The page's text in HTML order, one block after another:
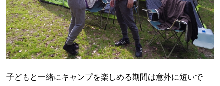
子どもと一緒にキャンプを楽しめる期間は意外に短いで